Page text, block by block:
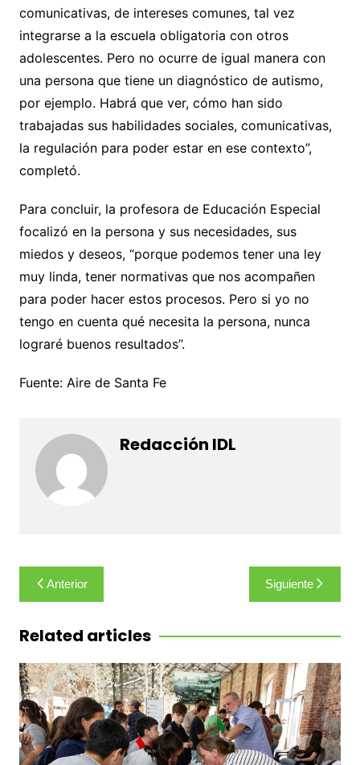
comunicativas, de intereses comunes, tal vez
integrarse a la escuela obligatoria con otros
adolescentes. Pero no ocurre de igual manera con
una persona que tiene un diagnóstico de autismo,
por ejemplo. Habrá que ver, cómo han sido
trabajadas sus habilidades sociales, comunicativas,
la regulación para poder estar en ese contexto”,
completó.
Para concluir, la profesora de Educación Especial
focalizó en la persona y sus necesidades, sus
miedos y deseos, “porque podemos tener una ley
muy linda, tener normativas que nos acompañen
para poder hacer estos procesos. Pero si yo no
tengo en cuenta qué necesita la persona, nunca
lograré buenos resultados”.
Fuente: Aire de Santa Fe
Redacción IDL
Navegación
de
entradas
Anterior Siguiente
Related articles